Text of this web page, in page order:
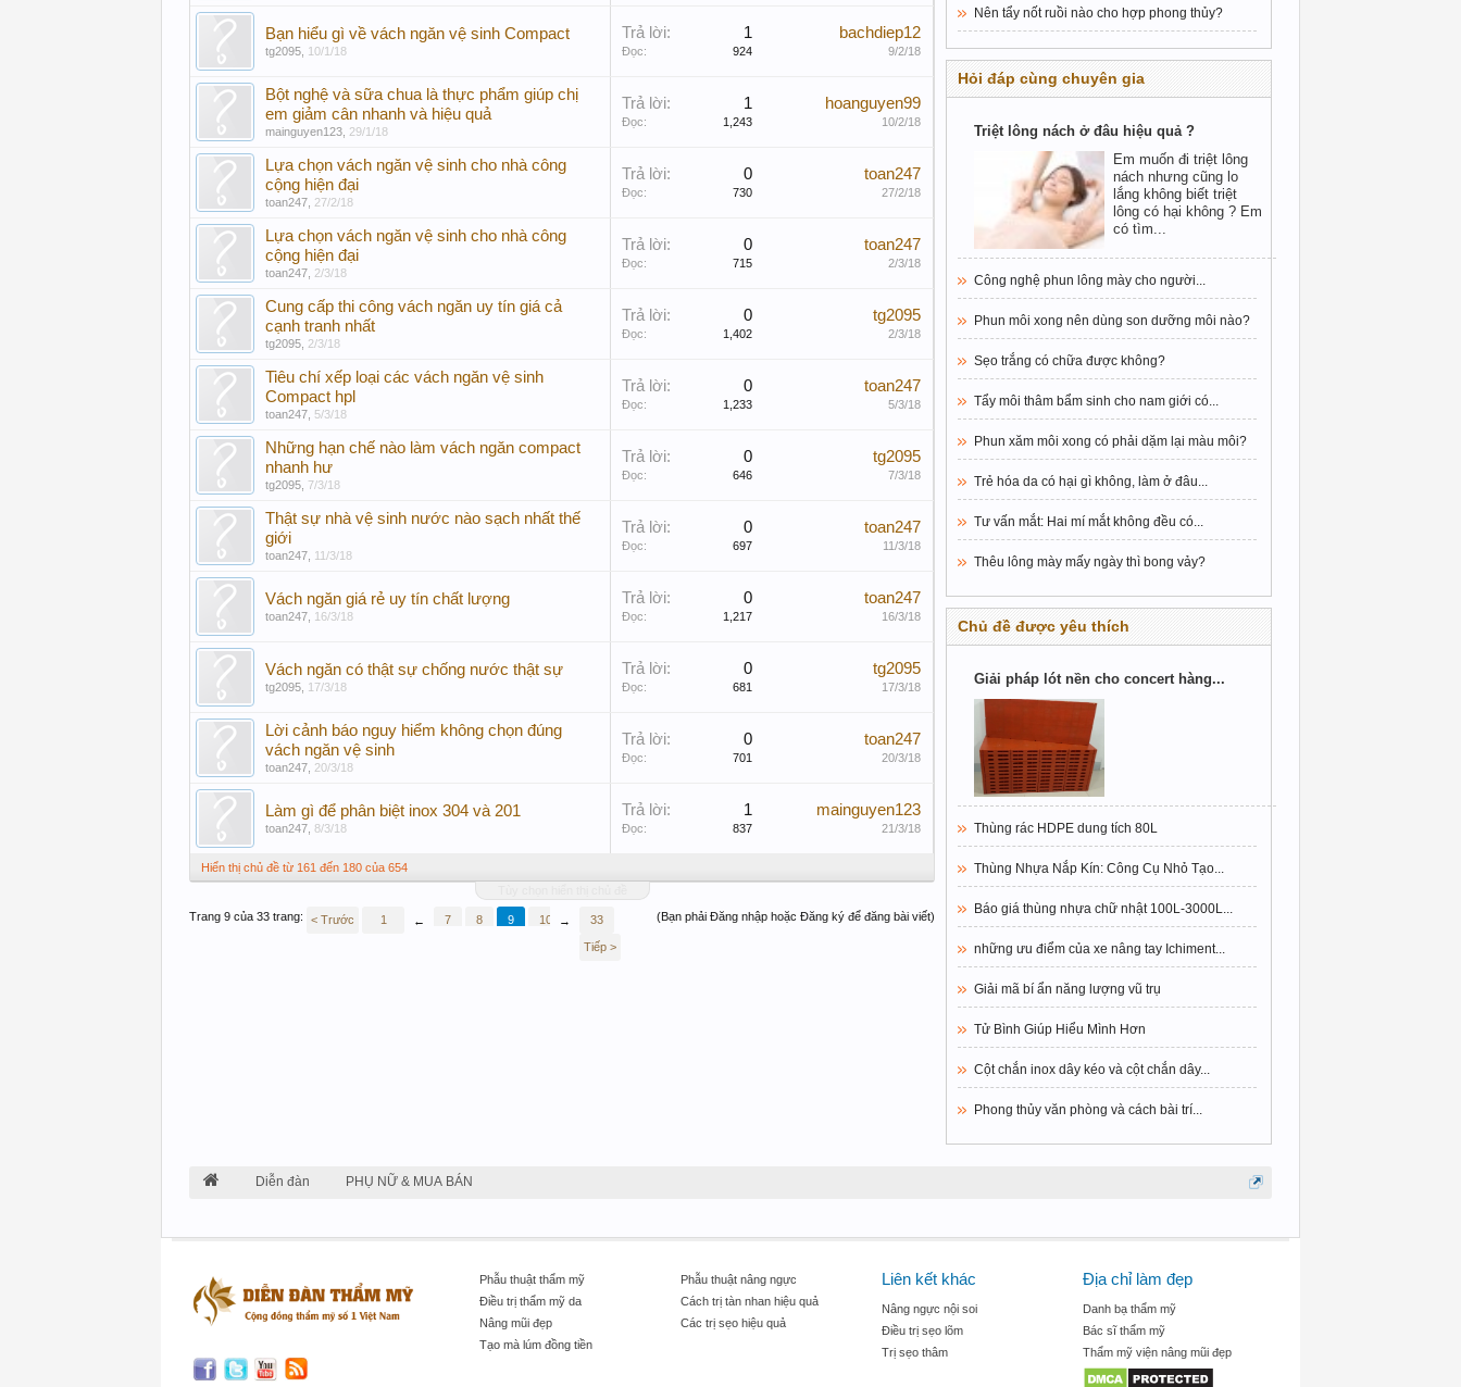
Bạn hiểu gì về vách ngăn vệ sinh Compact
tg2095 10/1/18
Trả lời: 1
Đọc: 924
bachdiep12
9/2/18
Bột nghệ và sữa chua là thực phẩm giúp chị
em giảm cân nhanh và hiệu quả
mainguyen123 29/1/18
Trả lời: 1
Đọc: 1,243
hoanguyen99
10/2/18
Lựa chọn vách ngăn vệ sinh cho nhà công
cộng hiện đại
toan247 27/2/18
Trả lời: 0
Đọc: 730
toan247
27/2/18
Lựa chọn vách ngăn vệ sinh cho nhà công
cộng hiện đại
toan247 2/3/18
Trả lời: 0
Đọc: 715
toan247
2/3/18
Cung cấp thi công vách ngăn uy tín giá cả
cạnh tranh nhất
tg2095 2/3/18
Trả lời: 0
Đọc: 1,402
tg2095
2/3/18
Tiêu chí xếp loại các vách ngăn vệ sinh
Compact hpl
toan247 5/3/18
Trả lời: 0
Đọc: 1,233
toan247
5/3/18
Những hạn chế nào làm vách ngăn compact
nhanh hư
tg2095 7/3/18
Trả lời: 0
Đọc: 646
tg2095
7/3/18
Thật sự nhà vệ sinh nước nào sạch nhất thế
giới
toan247 11/3/18
Trả lời: 0
Đọc: 697
toan247
11/3/18
Vách ngăn giá rẻ uy tín chất lượng
toan247 16/3/18
Trả lời: 0
Đọc: 1,217
toan247
16/3/18
Vách ngăn có thật sự chống nước thật sự
tg2095 17/3/18
Trả lời: 0
Đọc: 681
tg2095
17/3/18
Lời cảnh báo nguy hiểm không chọn đúng
vách ngăn vệ sinh
toan247 20/3/18
Trả lời: 0
Đọc: 701
toan247
20/3/18
Làm gì để phân biệt inox 304 và 201
toan247 8/3/18
Trả lời: 1
Đọc: 837
mainguyen123
21/3/18
Hiển thị chủ đề từ 161 đến 180 của 654
(Bạn phải Đăng nhập hoặc Đăng ký để đăng bài viết)
Trang 9 của 33 trang: < Trước 1 ← 7 8 9 10 → 33
Tiếp >
Nên tẩy nốt ruồi nào cho hợp phong thủy?
Hỏi đáp cùng chuyên gia
Triệt lông nách ở đâu hiệu quả ?
Em muốn đi triệt lông
nách nhưng cũng lo
lắng không biết triệt
lông có hại không ? Em
có tìm...
Công nghệ phun lông mày cho người...
Phun môi xong nên dùng son dưỡng môi nào?
Sẹo trắng có chữa được không?
Tẩy môi thâm bẩm sinh cho nam giới có...
Phun xăm môi xong có phải dặm lại màu môi?
Trẻ hóa da có hại gì không, làm ở đâu...
Tư vấn mắt: Hai mí mắt không đều có...
Thêu lông mày mấy ngày thì bong vảy?
Chủ đề được yêu thích
Giải pháp lót nền cho concert hàng...
Thùng rác HDPE dung tích 80L
Thùng Nhựa Nắp Kín: Công Cụ Nhỏ Tạo...
Báo giá thùng nhựa chữ nhật 100L-3000L...
những ưu điểm của xe nâng tay Ichiment...
Giải mã bí ẩn năng lượng vũ trụ
Tử Bình Giúp Hiểu Mình Hơn
Cột chắn inox dây kéo và cột chắn dây...
Phong thủy văn phòng và cách bài trí...
Diễn đàn PHỤ NỮ & MUA BÁN
Phẫu thuật thẩm mỹ
Điều trị thẩm mỹ da
Nâng mũi đẹp
Tạo mà lúm đồng tiền
Phẫu thuật nâng ngực
Cách trị tàn nhan hiệu quả
Các trị sẹo hiệu quả
Liên kết khác
Nâng ngực nội soi
Điều trị sẹo lõm
Trị sẹo thâm
Địa chỉ làm đẹp
Danh bạ thẩm mỹ
Bác sĩ thẩm mỹ
Thẩm mỹ viện nâng mũi đẹp